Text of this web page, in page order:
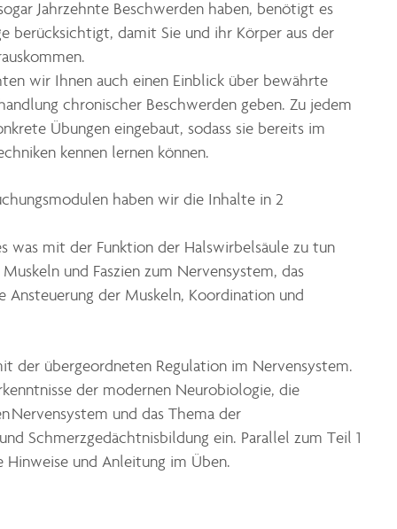
Jahrzehnte Beschwerden haben, benötigt es
berücksichtigt, damit Sie und ihr Körper aus der
wir Ihnen auch einen Einblick über bewährte
chronischer Beschwerden geben. Zu jedem
Übungen eingebaut, sodass sie bereits im
kennen lernen können.
haben wir die Inhalte in 2
was mit der Funktion der Halswirbelsäule zu tun
und Faszien zum Nervensystem, das
Ansteuerung der Muskeln, Koordination und
der übergeordneten Regulation im Nervensystem.
der modernen Neurobiologie, die
Nervensystem und das Thema der
Schmerzgedächtnisbildung ein. Parallel zum Teil 1
und Anleitung im Üben.